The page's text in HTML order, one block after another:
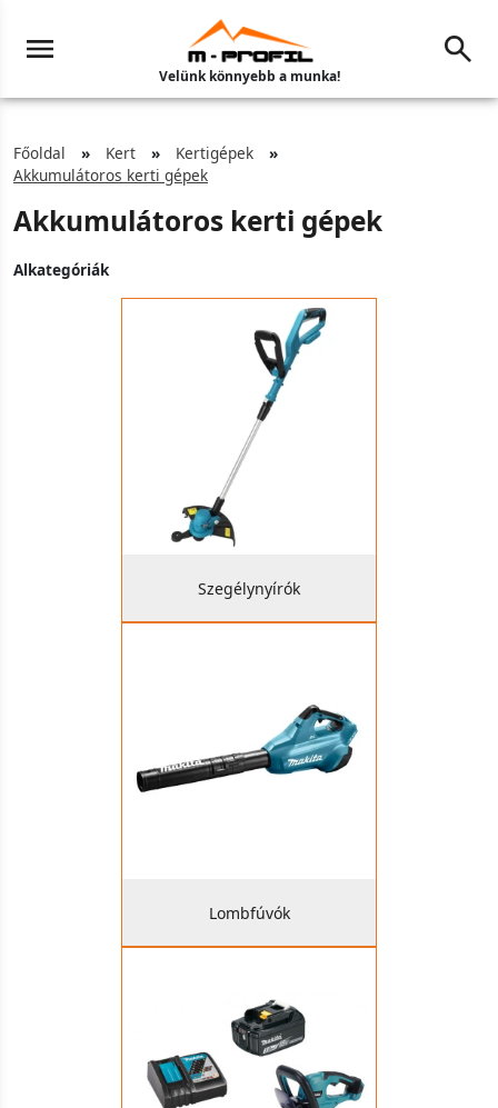
Velünk könnyebb a munka!
Főoldal Kert
Kertigépek
Akkumulátoros kerti gépek
Akkumulátoros kerti gépek
Alkategóriák
Szegélynyírók
Lombfúvók